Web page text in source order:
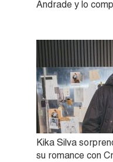
Andrade y lo
Kika Silva
su romance con